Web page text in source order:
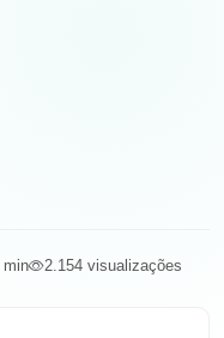
min 2.154 visualizações